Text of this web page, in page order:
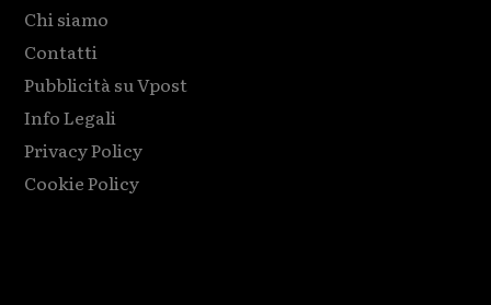
Chi siamo
Contatti
Pubblicità su Vpost
Info Legali
Privacy Policy
Cookie Policy